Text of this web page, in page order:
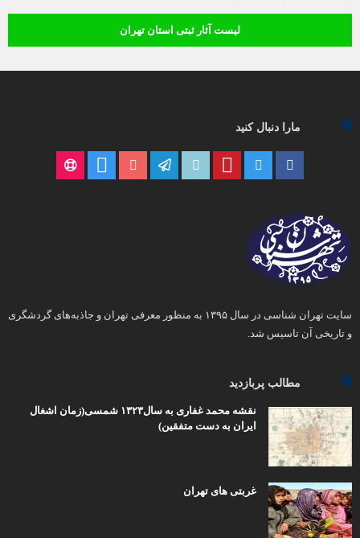
لیست آثار ثبتی استان تهران
مارا دنبال کنید
سایت تهران شناسی در سال ۱۳۹۵ به منظور معرفی تهران و جاذبه‌های گردشگری
و تاریخی آن تاسیس شد.
مطالب پربازدید
نقشه محمد غفاری به سال۱۳۲۳ شمسی(زمان اشغال
ایران به دست متفقین)
غربتی های تهران